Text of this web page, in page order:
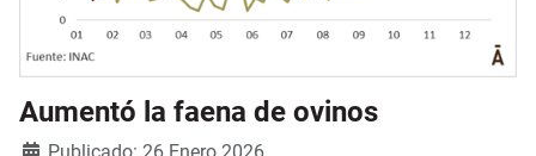
Aumentó la faena de ovinos
Detalles
Publicado: 26 Enero 2026